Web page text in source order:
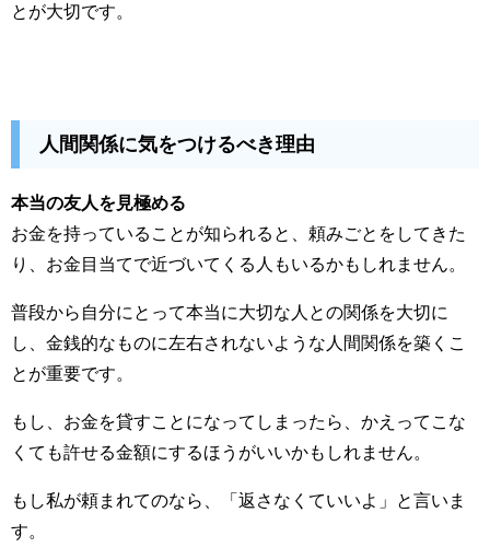
とが大切です。
人間関係に気をつけるべき理由
本当の友人を見極める
お金を持っていることが知られると、頼みごとをしてきた
り、お金目当てで近づいてくる人もいるかもしれません。
普段から自分にとって本当に大切な人との関係を大切に
し、金銭的なものに左右されないような人間関係を築くこ
とが重要です。
もし、お金を貸すことになってしまったら、かえってこな
くても許せる金額にするほうがいいかもしれません。
もし私が頼まれてのなら、「返さなくていいよ」と言いま
す。